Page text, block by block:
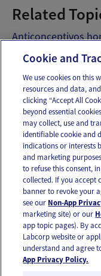
Related
Anticonceptivos
Parches
Email Text
OUR APPS
FOLLOW US
Cookie and
We use cookies on this
resources and data,
clicking “Accept All
beyond essential
may collect, use and
identifiable cookie and
indications or interests
and marketing
to refuse this consent,
collected. If you accept
banner to revoke your
see our Non-App
marketing site) or our
app topic pages). By
Labcorp website or
understand and agree
App Privacy Policy.